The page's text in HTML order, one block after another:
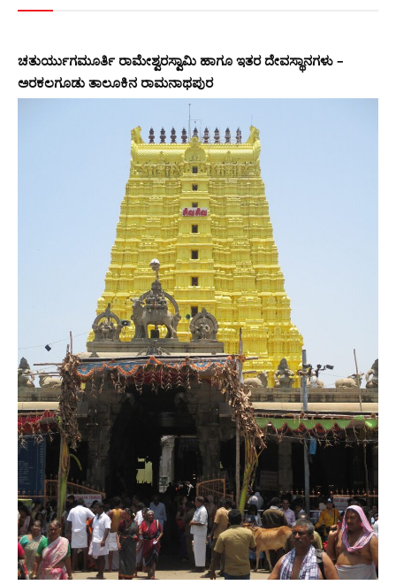
ಚತುರ್ಯುಗಮೂರ್ತಿ ರಾಮೇಶ್ವರಸ್ವಾಮಿ ಹಾಗೂ ಇತರ ದೇವಸ್ಥಾನಗಳು –
ಅರಕಲಗೂಡು ತಾಲೂಕಿನ ರಾಮನಾಥಪುರ